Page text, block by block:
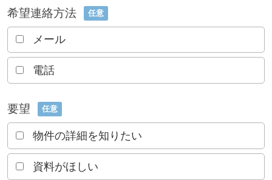
希望連絡方法 任意
メール
電話
要望 任意
物件の詳細を知りたい
資料がほしい